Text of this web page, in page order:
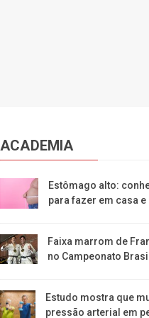
ACADEMIA
Estômago alto:
para fazer em casa
Faixa marrom de
no Campeonato
Estudo mostra que
pressão arterial em